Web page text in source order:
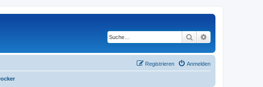
Suche
Anmelden
Registrieren